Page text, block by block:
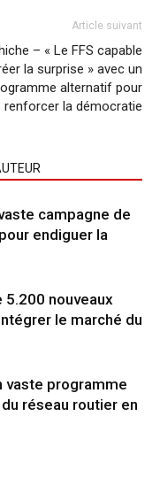
Article suivant
– « Le FFS capable
la surprise » avec un
alternatif pour
renforcer la démocratie
campagne de
endiguer la
5.200 nouveaux
le marché du
vaste programme
réseau routier en